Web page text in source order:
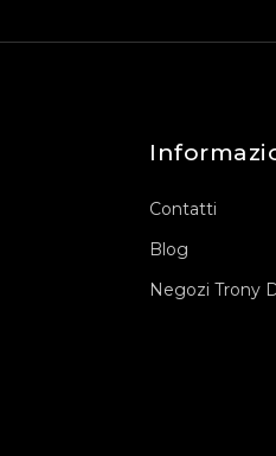
Contatti
Blog
Negozi Trony